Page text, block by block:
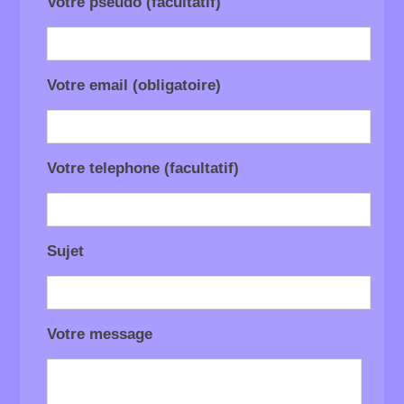
Votre email (obligatoire)
Votre telephone (facultatif)
Sujet
Votre message